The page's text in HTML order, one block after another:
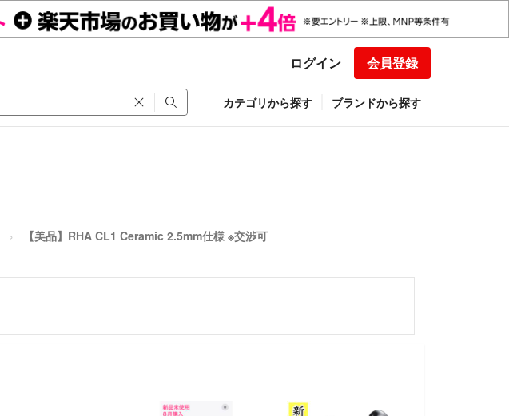
ログイン 会員登録
カテゴリから探す ブランドから探す
【美品】RHA CL1 Ceramic 2.5mm仕様 ※交渉可